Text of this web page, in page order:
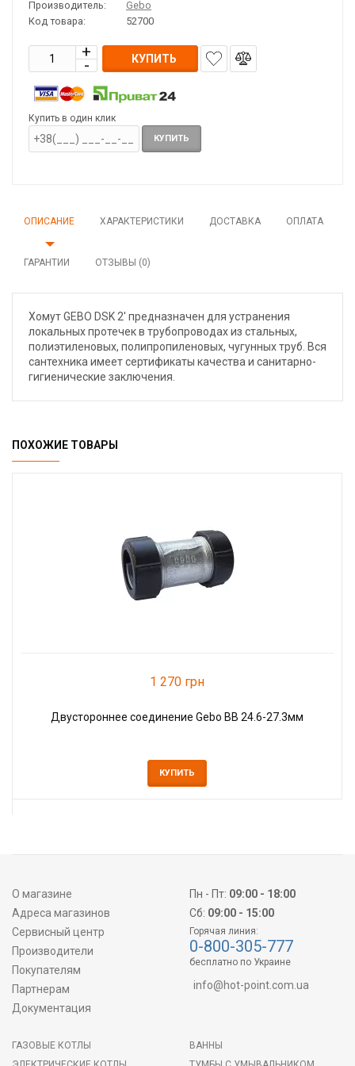
Производитель:
Gebo
Код товара:
52700
КУПИТЬ
Купить в один клик
КУПИТЬ
ОПИСАНИЕ ХАРАКТЕРИСТИКИ ДОСТАВКА ОПЛАТА
ГАРАНТИИ ОТЗЫВЫ (0)
Хомут GEBO DSK 2' предназначен для устранения
локальных протечек в трубопроводах из стальных,
полиэтиленовых, полипропиленовых, чугунных труб. Вся
сантехника имеет сертификаты качества и санитарно-
гигиенические заключения.
ПОХОЖИЕ ТОВАРЫ
1 270 грн
Двустороннее соединение Gebo ВВ 24.6-27.3мм
КУПИТЬ
О магазине
Адреса магазинов
Сервисный центр
Производители
Покупателям
Партнерам
Документация
Пн - Пт: 09:00 - 18:00
Сб: 09:00 - 15:00
Горячая линия:
0-800-305-777
бесплатно по Украине
info@hot-point.com.ua
ГАЗОВЫЕ КОТЛЫ
ВАННЫ